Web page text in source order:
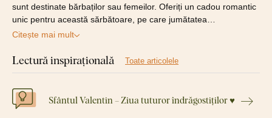
sunt destinate bărbaților sau femeilor. Oferiți un cadou romantic
unic pentru această sărbătoare, pe care jumătatea…
Citește mai mult
Lectură inspirațională Toate articolele
Sfântul Valentin – Ziua tuturor îndrăgostiților ♥